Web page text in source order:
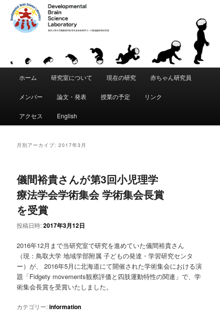
東京大学 大学院教育学研究科 発達脳
科学研究室｜Developmental Brain
Science Laboratory
「発達脳科学」は、東京大学 大学院教育学研究科・身体教育学コースに創設
された教育研究分野です。「こころ」と「からだ」が発達することの根本的
な原理を科学的に追究します。脳・身体・環境の間の動的な相互作用を通じ
て、運動・知覚・認知などがいかにして獲得されるかを研究します。遺伝要
因と環境要因の複雑な関係を分析し、発達と学習における適応性、創造性、
個性の創発メカニズムの理解をめざします。
ュ
メ
イ
ン
コ
テ
ン
ツ
へ
移
動
サ
ブ
コ
ン
ン
ツ
へ
移
動
ホーム 研究室について 現在の研究 赤ちゃん研究員
メンバー 論文・発表 授業の予定 リンク
アクセス English
月別アーカイブ:2017年3月
儀間裕貴さんが第3回小児理学
療法学会学術集会 学術集会長賞
を受賞
投稿日時:2017年3月12日
2016年12月まで当研究室で研究を進めていた儀間裕貴さん
（現：鳥取大学 地域学部附属 子どもの発達・学習研究センタ
ー）が、 2016年5月に北海道にて開催された学術集会における演
題「Fidgety movements観察評価と四肢運動特性の関連」で、学
術集会長賞を受賞いたしました。
カテゴリー:information